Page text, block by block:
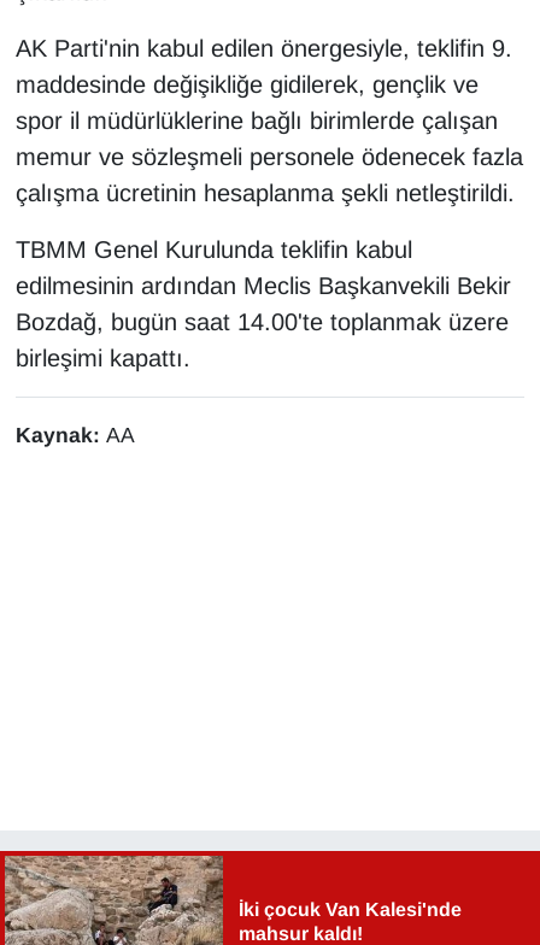
AK Parti'nin kabul edilen önergesiyle, teklifin 9.
maddesinde değişikliğe gidilerek, gençlik ve
spor il müdürlüklerine bağlı birimlerde çalışan
memur ve sözleşmeli personele ödenecek fazla
çalışma ücretinin hesaplanma şekli netleştirildi.
TBMM Genel Kurulunda teklifin kabul
edilmesinin ardından Meclis Başkanvekili Bekir
Bozdağ, bugün saat 14.00'te toplanmak üzere
birleşimi kapattı.
Kaynak: AA
İki çocuk Van Kalesi'nde
mahsur kaldı!